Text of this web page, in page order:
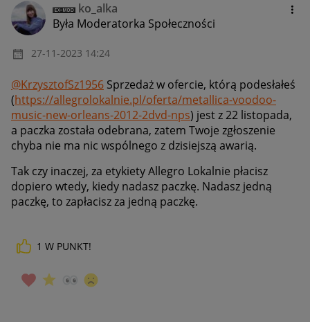
ko_alka
Była Moderatorka Społeczności
‎27-11-2023 14:24
@KrzysztofSz1956 Sprzedaż w ofercie, którą podesłałeś
(https://allegrolokalnie.pl/oferta/metallica-voodoo-
music-new-orleans-2012-2dvd-nps) jest z 22 listopada,
a paczka została odebrana, zatem Twoje zgłoszenie
chyba nie ma nic wspólnego z dzisiejszą awarią.
Tak czy inaczej, za etykiety Allegro Lokalnie płacisz
dopiero wtedy, kiedy nadasz paczkę. Nadasz jedną
paczkę, to zapłacisz za jedną paczkę.
1 W PUNKT!